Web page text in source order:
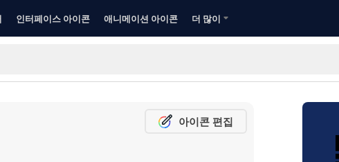
인터페이스 아이콘 애니메이션 아이콘 더 많이
아이콘 편집